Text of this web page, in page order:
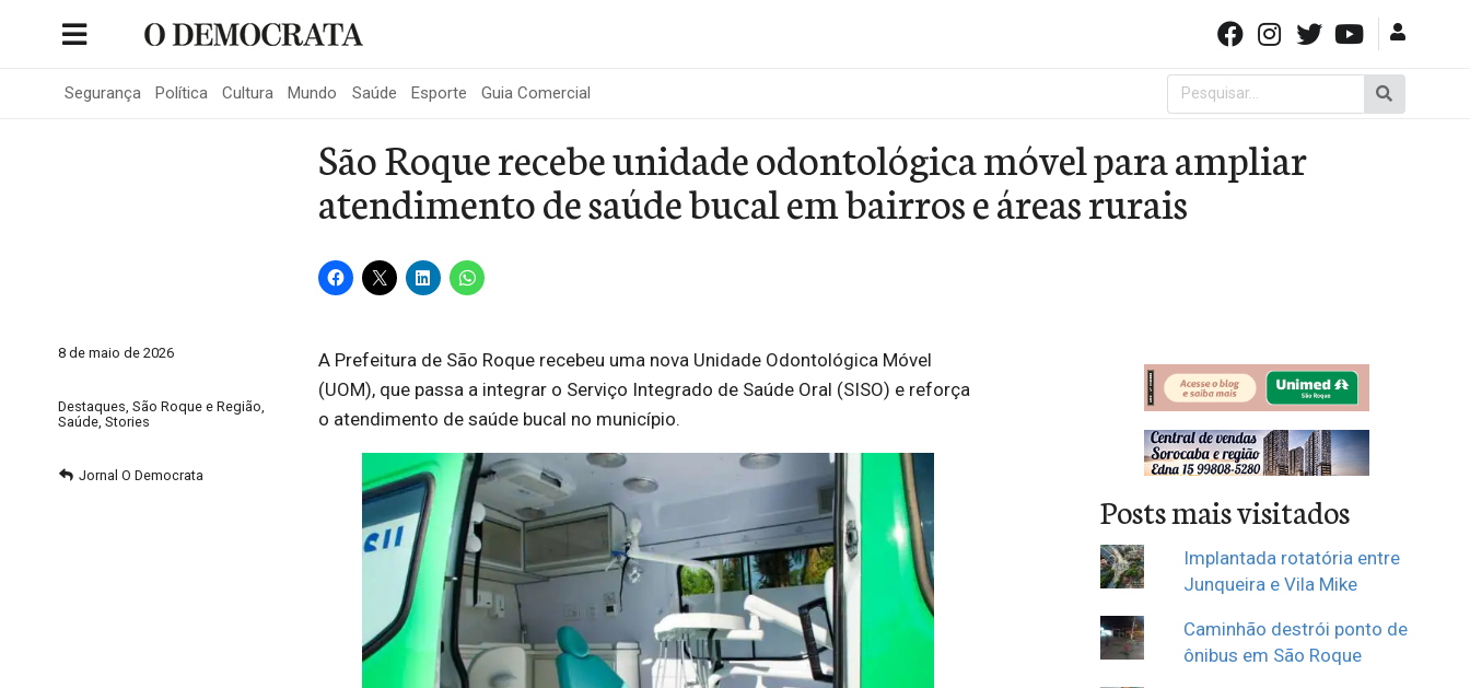
Segurança Política Cultura Mundo Saúde Esporte Guia Comercial
Pesquisar
por:
São Roque recebe unidade odontológica móvel para ampliar
atendimento de saúde bucal em bairros e áreas rurais
8 de maio de 2026
Destaques, São Roque e Região,
Saúde, Stories
Jornal O Democrata
A Prefeitura de São Roque recebeu uma nova Unidade Odontológica Móvel
(UOM), que passa a integrar o Serviço Integrado de Saúde Oral (SISO) e reforça
o atendimento de saúde bucal no município.
Posts mais visitados
Implantada rotatória entre
Junqueira e Vila Mike
Caminhão destrói ponto de
ônibus em São Roque